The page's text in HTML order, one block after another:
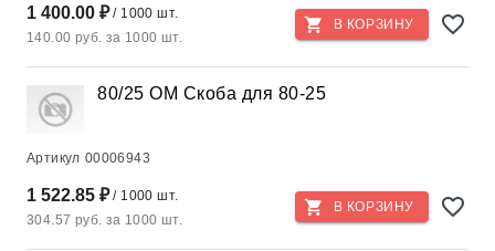
1 400.00 ₽/ 1000 шт.
140.00 руб. за 1000 шт.
В КОРЗИНУ
80/25 OM Скоба для 80-25
Артикул 00006943
1 522.85 ₽/ 1000 шт.
304.57 руб. за 1000 шт.
В КОРЗИНУ